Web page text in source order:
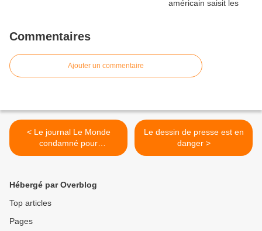
Commentaires
Ajouter un commentaire
< Le journal Le Monde
condamné pour
dénigrement
Le dessin de presse est en
danger >
Hébergé par Overblog
Top articles
Pages